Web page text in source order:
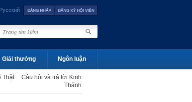
Русский
Giải thưởng Ngôn luận
Thật
Câu hỏi và trả lời Kinh
Thánh